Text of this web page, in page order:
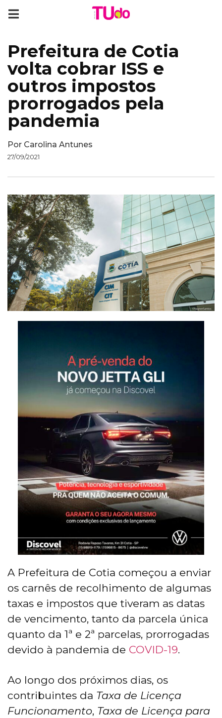
Prefeitura de Cotia
volta cobrar ISS e
outros impostos
prorrogados pela
pandemia
Por Carolina Antunes
27/09/2021
A Prefeitura de Cotia começou a enviar
os carnês de recolhimento de algumas
taxas e impostos que tiveram as datas
de vencimento, tanto da parcela única
quanto da 1ª e 2ª parcelas, prorrogadas
devido à pandemia de COVID-19.
Ao longo dos próximos dias, os
contribuintes da Taxa de Licença
Funcionamento, Taxa de Licença para